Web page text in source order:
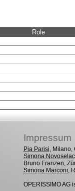
Role
Impressum
Pia Parisi, Milano,
Simona Novoselac
Bruno Franzen,
Simona Marconi,
OPERISSIMO AG